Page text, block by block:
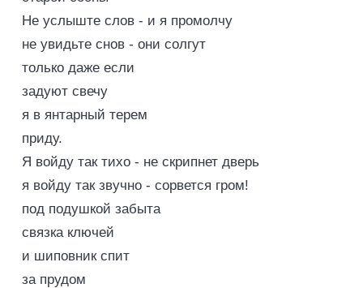
Не услыште слов - и я промолчу
не увидьте снов - они солгут
только даже если
задуют свечу
я в янтарный терем
приду.
Я войду так тихо - не скрипнет дверь
я войду так звучно - сорвется гром!
под подушкой забыта
связка ключей
и шиповник спит
за прудом